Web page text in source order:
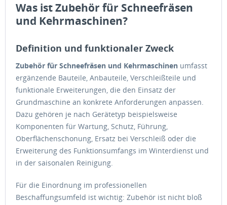
Was ist Zubehör für Schneefräsen
und Kehrmaschinen?
Definition und funktionaler Zweck
Zubehör für Schneefräsen und Kehrmaschinen umfasst
ergänzende Bauteile, Anbauteile, Verschleißteile und
funktionale Erweiterungen, die den Einsatz der
Grundmaschine an konkrete Anforderungen anpassen.
Dazu gehören je nach Gerätetyp beispielsweise
Komponenten für Wartung, Schutz, Führung,
Oberflächenschonung, Ersatz bei Verschleiß oder die
Erweiterung des Funktionsumfangs im Winterdienst und
in der saisonalen Reinigung.
Für die Einordnung im professionellen
Beschaffungsumfeld ist wichtig: Zubehör ist nicht bloß